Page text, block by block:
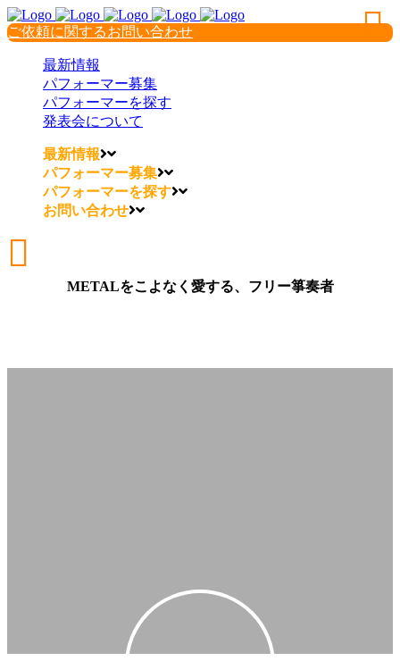
ご依頼に関するお問い合わせ
最新情報
パフォーマー募集
パフォーマーを探す
発表会について
最新情報
パフォーマー募集
パフォーマーを探す
お問い合わせ
METALをこよなく愛する、フリー箏奏者